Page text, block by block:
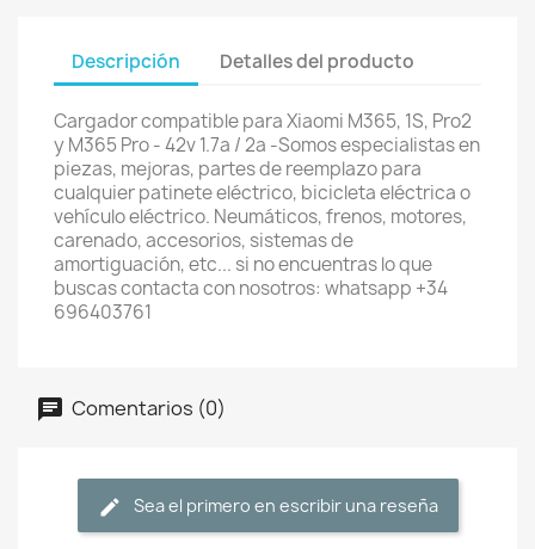
Descripción Detalles del producto
Cargador compatible para Xiaomi M365, 1S, Pro2
y M365 Pro - 42v 1.7a / 2a -Somos especialistas en
piezas, mejoras, partes de reemplazo para
cualquier patinete eléctrico, bicicleta eléctrica o
vehículo eléctrico. Neumáticos, frenos, motores,
carenado, accesorios, sistemas de
amortiguación, etc... si no encuentras lo que
buscas contacta con nosotros: whatsapp +34
696403761
Comentarios (0)
Sea el primero en escribir una reseña